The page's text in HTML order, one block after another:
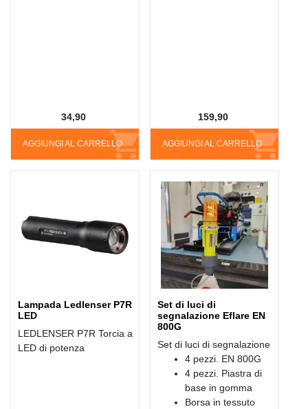
AGGIUNGI AL CARRELLO
34,90
AGGIUNGI AL CARRELLO
159,90
Lampada Ledlenser P7R
LED
LEDLENSER P7R Torcia a
LED di potenza
Set di luci di
segnalazione Eflare EN
800G
Set di luci di segnalazione
4 pezzi. EN 800G
4 pezzi. Piastra di
base in gomma
Borsa in tessuto